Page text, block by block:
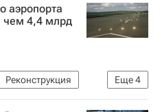
аэропорта
чем 4,4 млрд
Еще4
Реконструкция
Аэропорты